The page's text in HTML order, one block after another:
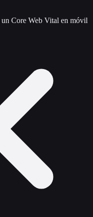
un Core Web Vital en móvil